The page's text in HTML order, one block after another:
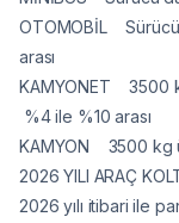
OTOMOBİL
arası
KAMYONET 3500
%4 ile %10 arası
KAMYON 3500 kg
2026 YILI ARAÇ
2026 yılı itibari ile